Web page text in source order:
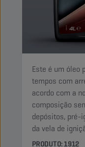
Este é um óleo
tempos com
acordo com a
composição
depósitos, pré-
da vela de
PRODUTO: 1912